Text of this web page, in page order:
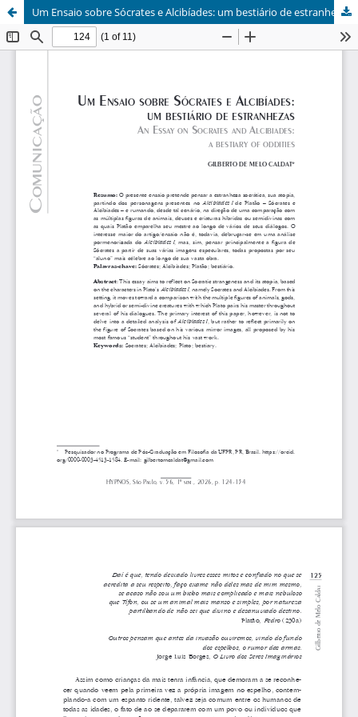
Um Ensaio sobre Sócrates e Alcibíades: um bestiário de estranhezas